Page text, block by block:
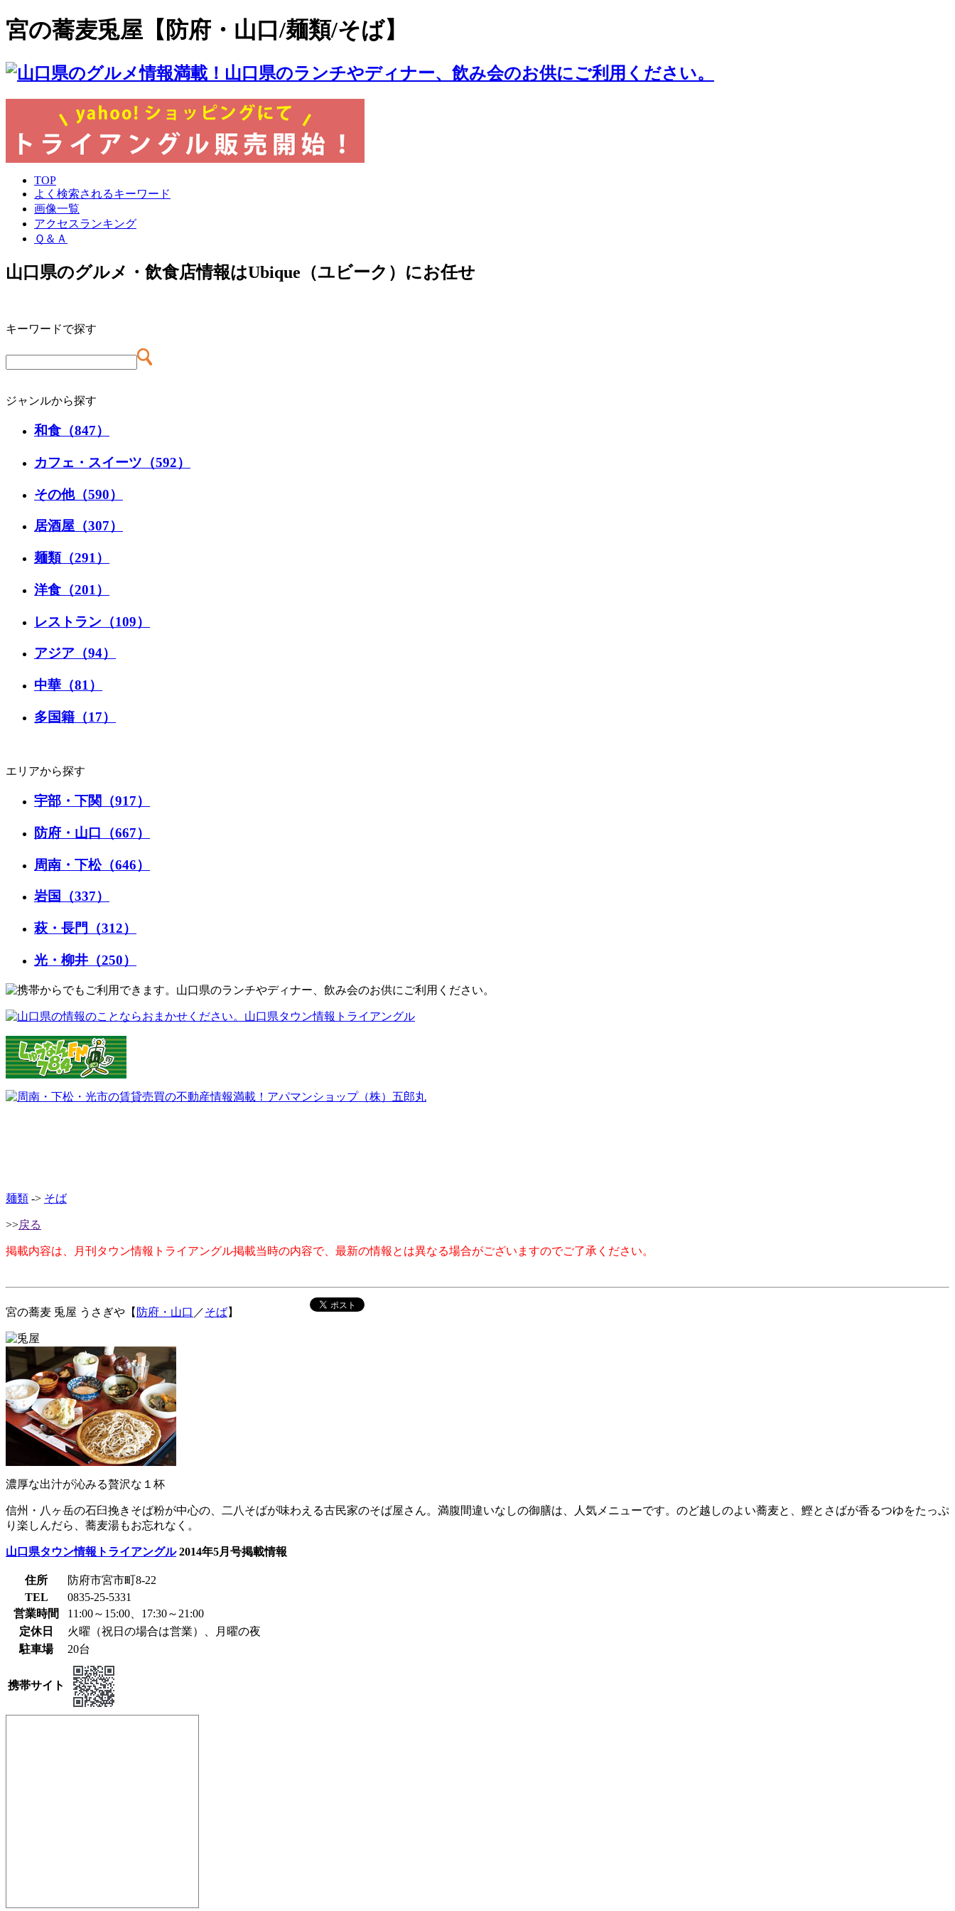
宮の蕎麦兎屋【防府・山口/麺類/そば】
TOP
よく検索されるキーワード
画像一覧
アクセスランキング
Ｑ＆Ａ
山口県のグルメ・飲食店情報はUbique（ユビーク）にお任せ
キーワードで探す
ジャンルから探す
和食（847）
カフェ・スイーツ（592）
その他（590）
居酒屋（307）
麺類（291）
洋食（201）
レストラン（109）
アジア（94）
中華（81）
多国籍（17）
エリアから探す
宇部・下関（917）
防府・山口（667）
周南・下松（646）
岩国（337）
萩・長門（312）
光・柳井（250）
麺類 -> そば
>>戻る
掲載内容は、月刊タウン情報トライアングル掲載当時の内容で、最新の情報とは異なる場合がございますのでご了承ください。
宮の蕎麦 兎屋 うさぎや【 防府・山口 ／そば】
濃厚な出汁が沁みる贅沢な１杯
信州・八ヶ岳の石臼挽きそば粉が中心の、二八そばが味わえる古民家のそば屋さん。満腹間違いなしの御膳は、人気メニューです。のど越しのよい蕎麦と、鰹とさばが香るつゆをたっぷ
り楽しんだら、蕎麦湯もお忘れなく。
山口県タウン情報トライアングル2014年5月号掲載情報
住所
防府市宮市町8-22
TEL
0835-25-5331
営業時間
11:00～15:00、17:30～21:00
定休日
火曜（祝日の場合は営業）、月曜の夜
駐車場
20台
携帯サイト